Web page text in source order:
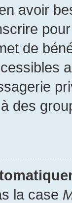
avoir
de
des
la case